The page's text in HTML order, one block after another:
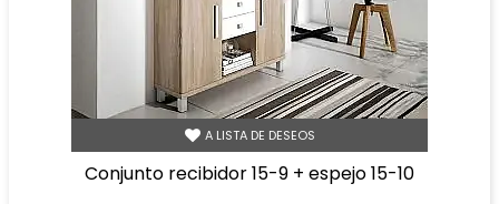
A LISTA DE DESEOS
conjunto recibidor 15-9 + espejo 15-10